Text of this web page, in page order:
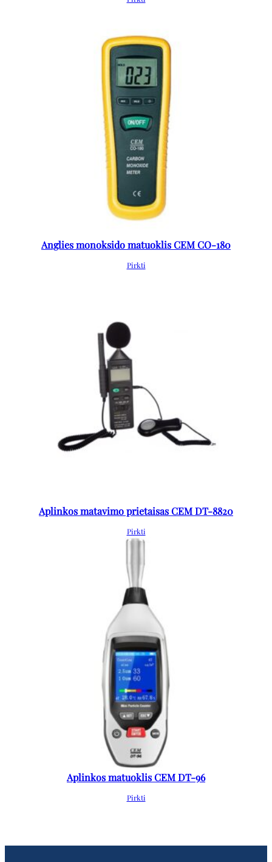
Anglies monoksido matuoklis CEM CO-180
Pirkti
Aplinkos matavimo prietaisas CEM DT-8820
Pirkti
Aplinkos matuoklis CEM DT-96
Pirkti